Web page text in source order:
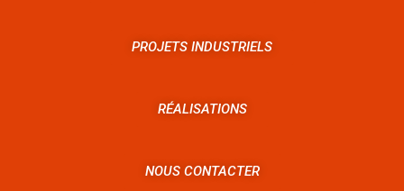
PROJETS INDUSTRIELS
RÉALISATIONS
NOUS CONTACTER